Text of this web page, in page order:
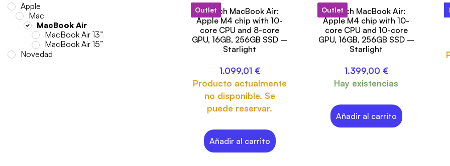
Apple
Mac
MacBook Air
MacBook Air 13”
MacBook Air 15”
Novedad
Outlet
13-inch MacBook Air:
Apple M4 chip with 10-
core CPU and 8-core
GPU, 16GB, 256GB SSD –
Starlight
1.099,01 €
Producto actualmente
no disponible. Se
puede reservar.
Añadir al carrito
Outlet
15-inch MacBook Air:
Apple M4 chip with 10-
core CPU and 10-core
GPU, 16GB, 256GB SSD –
Starlight
1.399,00 €
Hay existencias
Añadir al carrito